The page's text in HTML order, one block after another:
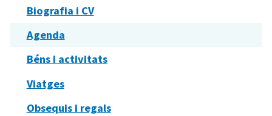
Biografia i CV
Agenda
Béns i activitats
Viatges
Obsequis i regals